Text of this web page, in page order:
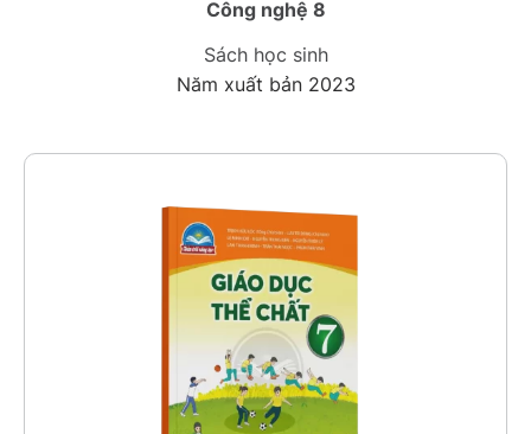
Công nghệ 8
Sách học sinh
Năm xuất bản 2023